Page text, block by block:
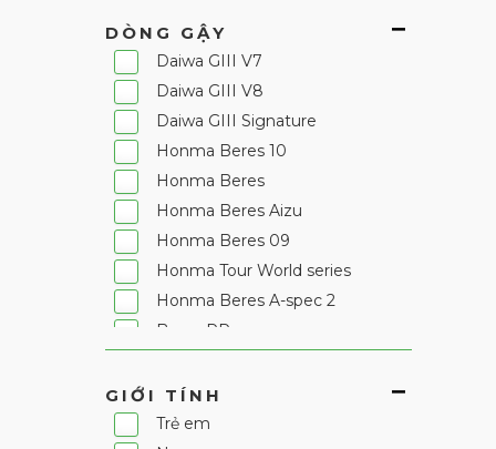
Cleveland
Cobra
DISNEY
Daiwa GIII
Daiya
Duvik
Ecco
Elle golf
Epon
FIGARO SPORTS
Fantom
FootJoy
Fourteen
DÒNG GẬY
Daiwa GIII V7
Daiwa GIII V8
Daiwa GIII Signature
Honma Beres 10
Honma Beres
Honma Beres Aizu
Honma Beres 09
Honma Tour World series
Honma Beres A-spec 2
Beres PP
GIỚI TÍNH
Trẻ em